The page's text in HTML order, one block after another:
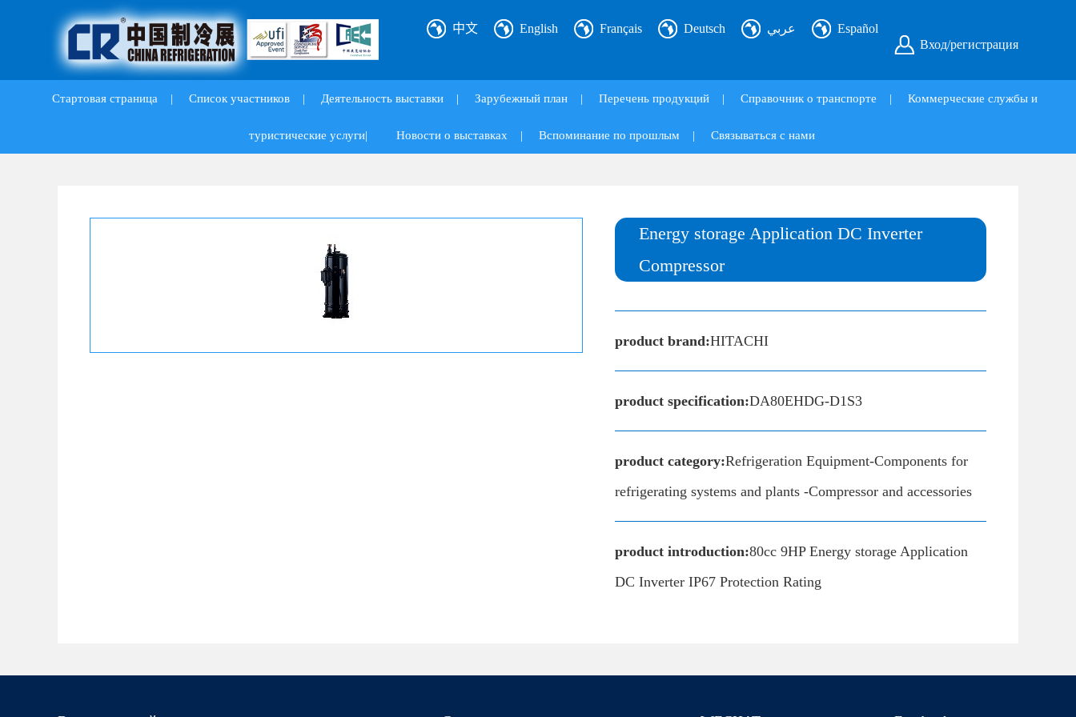
Вход/регистрация
中文 English Français Deutsch عربي Español
Стартовая страница | Список участников | Деятельность выставки | Зарубежный план | Перечень продукций | Справочник о транспорте | Коммерческие службы и
туристические услуги| Новости о выставках | Вспоминание по прошлым | Связываться с нами
Energy storage Application DC Inverter
Compressor
product brand:HITACHI
product specification:DA80EHDG-D1S3
product category:Refrigeration Equipment-Components for
refrigerating systems and plants -Compressor and accessories
product introduction:80cc 9HP Energy storage Application
DC Inverter IP67 Protection Rating